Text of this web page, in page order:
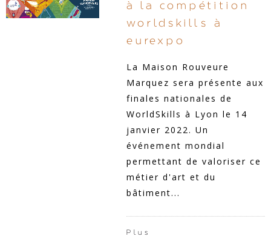
à la compétition
worldskills à
eurexpo
La Maison Rouveure
Marquez sera présente aux
finales nationales de
WorldSkills à Lyon le 14
janvier 2022. Un
événement mondial
permettant de valoriser ce
métier d'art et du
bâtiment...
Plus